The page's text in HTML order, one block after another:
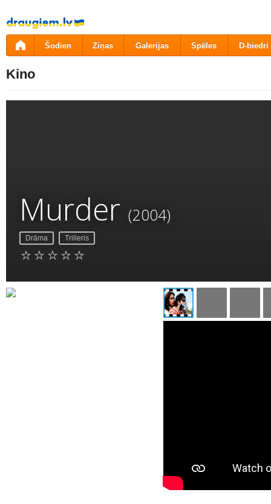
Pāriet
uz
saturu
Šodien Ziņas Galerijas Spēles D-biedri
Kino
Murder (2004)
Drāma Trilleris